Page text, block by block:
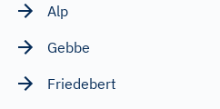
Alp
Gebbe
Friedebert